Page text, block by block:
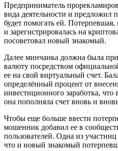
Предприниматель
вида деятельности и предложил
будет помогать ей. Потерпевшая,
и зарегистрировалась на
посоветовал новый знакомый.
Далее минчанка должна была
валюту посредством
ее на свой виртуальный счет.
определённый процент от
инвестиционного заработка,
она пополняла счет вновь и
Чтобы еще больше ввести
мошенник добавил ее в
пользователей. Одна из
что и новый знакомый